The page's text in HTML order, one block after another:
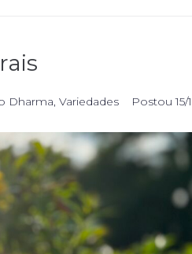
Dharma, Variedades Postou